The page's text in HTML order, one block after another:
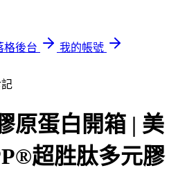
格後台
我的帳號
原蛋白開箱 | 美
超胜肽多元膠